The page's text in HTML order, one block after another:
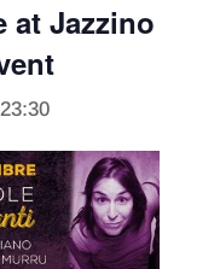
at Jazzino
23:30